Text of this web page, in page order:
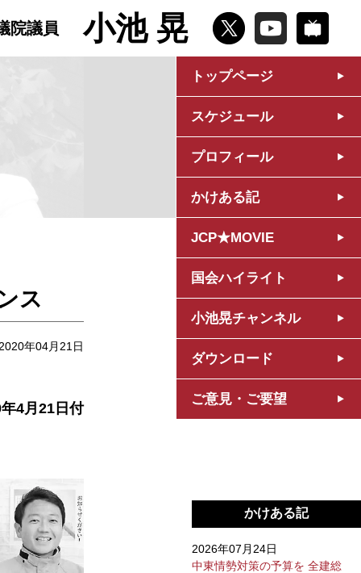
院議員 小池 晃
トップページ
スケジュール
プロフィール
かけある記
JCP★MOVIE
国会ハイライト
小池晃チャンネル
ダウンロード
ご意見・ご要望
ス
2020年04月21日
4月21日付
かけある記
2026年07月24日
中東情勢対策の予算を 全建総